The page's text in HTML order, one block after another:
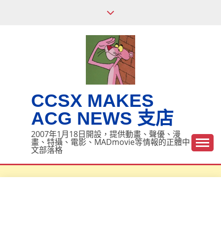
CCSX MAKES
ACG NEWS 支店
2007年1月18日開設，提供動畫、聲優、漫
畫、特攝、電影、MADmovie等情報的正體中
文部落格